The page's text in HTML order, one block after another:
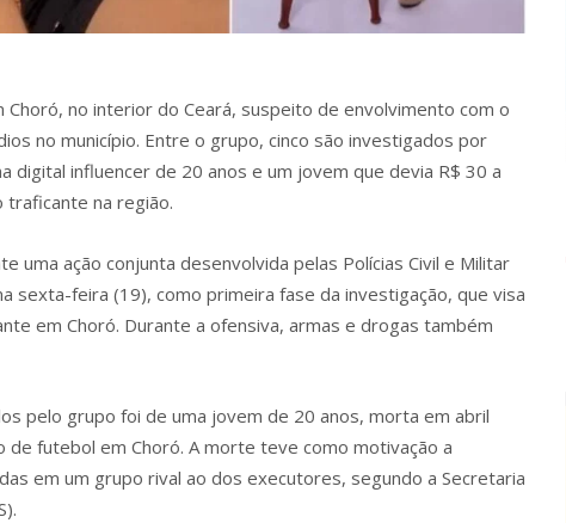
no interior do Ceará, suspeito de envolvimento com o
no município. Entre o grupo, cinco são investigados por
digital influencer de 20 anos e um jovem que devia R$ 30 a
na região.
uma ação conjunta desenvolvida pelas Polícias Civil e Militar
sexta-feira (19), como primeira fase da investigação, que visa
em Choró. Durante a ofensiva, armas e drogas também
pelo grupo foi de uma jovem de 20 anos, morta em abril
futebol em Choró. A morte teve como motivação a
em um grupo rival ao dos executores, segundo a Secretaria